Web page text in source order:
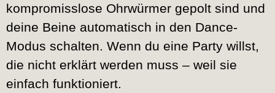
kompromisslose Ohrwürmer gepolt sind und
deine Beine automatisch in den Dance-
Modus schalten. Wenn du eine Party willst,
die nicht erklärt werden muss – weil sie
einfach funktioniert.